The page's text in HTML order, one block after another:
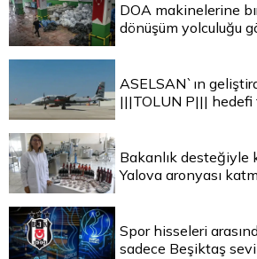
DOA makinelerine
dönüşüm yolculuğu
ASELSAN`ın
|||TOLUN P||| hedefi
Bakanlık desteğiyle
Yalova aronyası
Spor hisseleri
sadece Beşiktaş